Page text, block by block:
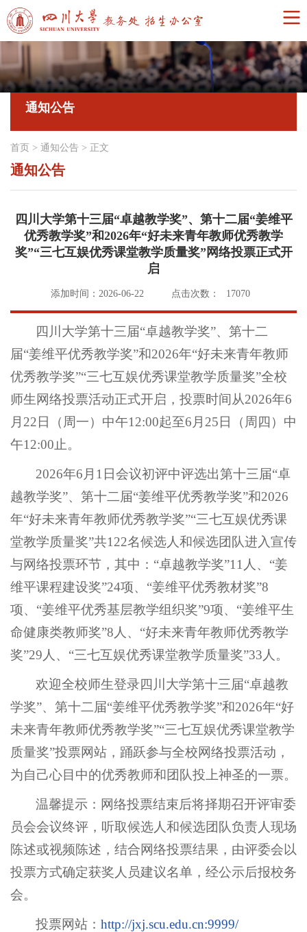
通知公告
首页 > 通知公告 > 正文
通知公告
四川大学第十三届“卓越教学奖”、第十二届“姜维平
优秀教学奖”和2026年“好未来青年教师优秀教学
奖”“三七互娱优秀课堂教学质量奖”网络投票正式开
启
添加时间：2026-06-22 点击次数： 17070
四川大学第十三届“卓越教学奖”、第十二
届“姜维平优秀教学奖”和2026年“好未来青年教师
优秀教学奖”“三七互娱优秀课堂教学质量奖”全校
师生网络投票活动正式开启，投票时间从2026年6
月22日（周一）中午12:00起至6月25日（周四）中
午12:00止。
2026年6月1日会议初评中评选出第十三届“卓
越教学奖”、第十二届“姜维平优秀教学奖”和2026
年“好未来青年教师优秀教学奖”“三七互娱优秀课
堂教学质量奖”共122名候选人和候选团队进入宣传
与网络投票环节，其中：“卓越教学奖”11人、“姜
维平课程建设奖”24项、“姜维平优秀教材奖”8
项、“姜维平优秀基层教学组织奖”9项、“姜维平生
命健康类教师奖”8人、“好未来青年教师优秀教学
奖”29人、“三七互娱优秀课堂教学质量奖”33人。
欢迎全校师生登录四川大学第十三届“卓越教
学奖”、第十二届“姜维平优秀教学奖”和2026年“好
未来青年教师优秀教学奖”“三七互娱优秀课堂教学
质量奖”投票网站，踊跃参与全校网络投票活动，
为自己心目中的优秀教师和团队投上神圣的一票。
温馨提示：网络投票结束后将择期召开评审委
员会会议终评，听取候选人和候选团队负责人现场
陈述或视频陈述，结合网络投票结果，由评委会以
投票方式确定获奖人员建议名单，经公示后报校务
会。
投票网站：http://jxj.scu.edu.cn:9999/